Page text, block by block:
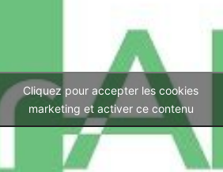
Cliquez pour accepter les cookies
marketing et activer ce contenu